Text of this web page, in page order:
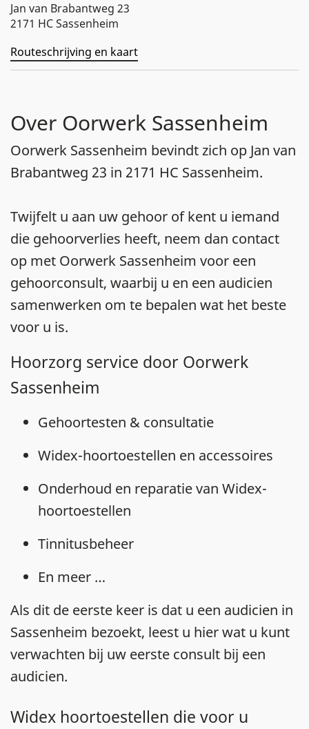
Jan van Brabantweg 23
2171 HC Sassenheim
Routeschrijving en kaart
Over Oorwerk Sassenheim
Oorwerk Sassenheim bevindt zich op Jan van
Brabantweg 23 in 2171 HC Sassenheim.
Twijfelt u aan uw gehoor of kent u iemand
die gehoorverlies heeft, neem dan contact
op met Oorwerk Sassenheim voor een
gehoorconsult, waarbij u en een audicien
samenwerken om te bepalen wat het beste
voor u is.
Hoorzorg service door Oorwerk
Sassenheim
Gehoortesten & consultatie
Widex-hoortoestellen en accessoires
Onderhoud en reparatie van Widex-
hoortoestellen
Tinnitusbeheer
En meer …
Als dit de eerste keer is dat u een audicien in
Sassenheim bezoekt, leest u hier wat u kunt
verwachten bij uw eerste consult bij een
audicien.
Widex hoortoestellen die voor u